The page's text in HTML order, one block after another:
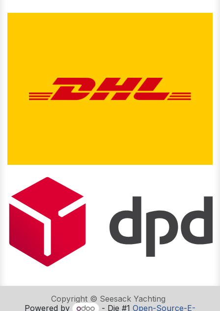
Copyright © Seesack Yachting
Powered by
- Die #1 Open-Source-E-